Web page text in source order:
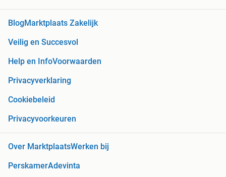
BlogMarktplaats Zakelijk
Veilig en Succesvol
Help en InfoVoorwaarden
Privacyverklaring
Cookiebeleid
Privacyvoorkeuren
Over MarktplaatsWerken bij
PerskamerAdevinta